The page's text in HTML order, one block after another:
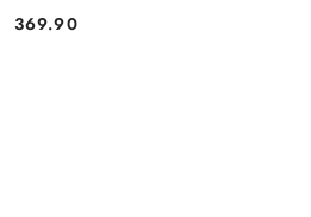
Cena:
369.90